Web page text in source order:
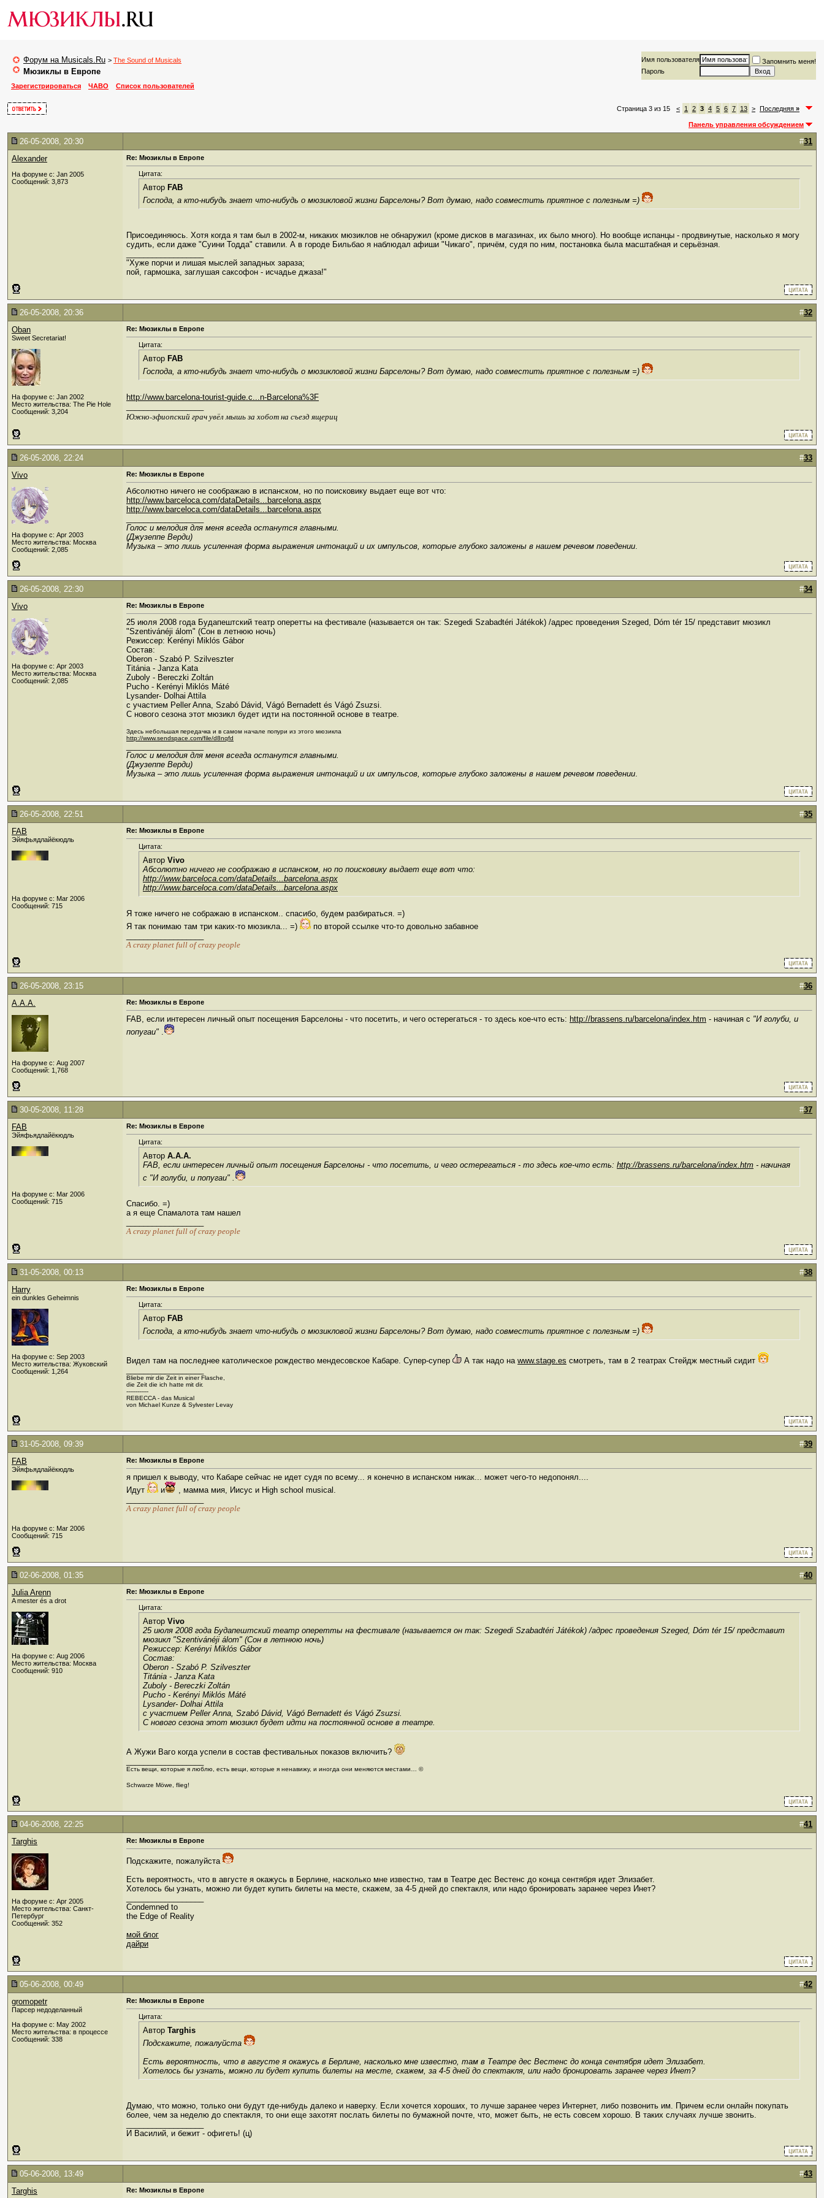
Форум на Musicals.Ru > The Sound of Musicals
Мюзиклы в Европе
Имя пользователя
Запомнить меня!
Пароль
Зарегистрироваться
ЧАВО Список пользователей
Страница 3 из 15 < 1 2 3 4 5 6 7 13 > Последняя »
Панель управления обсуждением
26-05-2008, 20:30 #31
Alexander
На форуме с: Jan 2005
Сообщений: 3,873
Re: Мюзиклы в Европе
Цитата:
Автор FAB
Господа, а кто-нибудь знает что-нибудь о мюзикловой жизни Барселоны? Вот думаю, надо совместить приятное с полезным =)
Присоединяюсь. Хотя когда я там был в 2002-м, никаких мюзиклов не обнаружил (кроме дисков в магазинах, их было много). Но вообще испанцы - продвинутые, насколько я могу
судить, если даже "Суини Тодда" ставили. А в городе Бильбао я наблюдал афиши "Чикаго", причём, судя по ним, постановка была масштабная и серьёзная.
"Хуже порчи и лишая мыслей западных зараза;
пой, гармошка, заглушая саксофон - исчадье джаза!"
26-05-2008, 20:36 #32
Oban
Sweet Secretariat!
На форуме с: Jan 2002
Место жительства: The Pie Hole
Сообщений: 3,204
Re: Мюзиклы в Европе
Цитата:
Автор FAB
Господа, а кто-нибудь знает что-нибудь о мюзикловой жизни Барселоны? Вот думаю, надо совместить приятное с полезным =)
http://www.barcelona-tourist-guide.c...n-Barcelona%3F
Южно-эфиопский грач увёл мышь за хобот на съезд ящериц
26-05-2008, 22:24 #33
Vivo
На форуме с: Apr 2003
Место жительства: Москва
Сообщений: 2,085
Re: Мюзиклы в Европе
Абсолютно ничего не соображаю в испанском, но по поисковику выдает еще вот что:
http://www.barceloca.com/dataDetails...barcelona.aspx
http://www.barceloca.com/dataDetails...barcelona.aspx
Голос и мелодия для меня всегда останутся главными.
(Джузеппе Верди)
Музыка – это лишь усиленная форма выражения интонаций и их импульсов, которые глубоко заложены в нашем речевом поведении.
26-05-2008, 22:30 #34
Vivo
На форуме с: Apr 2003
Место жительства: Москва
Сообщений: 2,085
Re: Мюзиклы в Европе
25 июля 2008 года Будапештский театр оперетты на фестивале (называется он так: Szegedi Szabadtéri Játékok) /адрес проведения Szeged, Dóm tér 15/ представит мюзикл
"Szentivánéji álom" (Сон в летнюю ночь)
Режиссер: Kerényi Miklós Gábor
Состав:
Oberon - Szabó P. Szilveszter
Titánia - Janza Kata
Zuboly - Bereczki Zoltán
Pucho - Kerényi Miklós Máté
Lysander- Dolhai Attila
с участием Peller Anna, Szabó Dávid, Vágó Bernadett és Vágó Zsuzsi.
С нового сезона этот мюзикл будет идти на постоянной основе в театре.
Здесь небольшая передачка и в самом начале попури из этого мюзикла
http://www.sendspace.com/file/d8nqfd
Голос и мелодия для меня всегда останутся главными.
(Джузеппе Верди)
Музыка – это лишь усиленная форма выражения интонаций и их импульсов, которые глубоко заложены в нашем речевом поведении.
26-05-2008, 22:51 #35
FAB
Эйяфьядлайёкюдль
На форуме с: Mar 2006
Сообщений: 715
Re: Мюзиклы в Европе
Цитата:
Автор Vivo
Абсолютно ничего не соображаю в испанском, но по поисковику выдает еще вот что:
http://www.barceloca.com/dataDetails...barcelona.aspx
http://www.barceloca.com/dataDetails...barcelona.aspx
Я тоже ничего не сображаю в испанском.. спасибо, будем разбираться. =)
Я так понимаю там три каких-то мюзикла... =)
по второй ссылке что-то довольно забавное
А crazy planet full of crazy people
26-05-2008, 23:15 #36
A.A.A.
На форуме с: Aug 2007
Сообщений: 1,768
Re: Мюзиклы в Европе
FAB, если интересен личный опыт посещения Барселоны - что посетить, и чего остерегаться - то здесь кое-что есть: http://brassens.ru/barcelona/index.htm - начиная с "И голуби, и
попугаи" .
30-05-2008, 11:28 #37
FAB
Эйяфьядлайёкюдль
На форуме с: Mar 2006
Сообщений: 715
Re: Мюзиклы в Европе
Цитата:
Автор A.A.A.
FAB, если интересен личный опыт посещения Барселоны - что посетить, и чего остерегаться - то здесь кое-что есть: http://brassens.ru/barcelona/index.htm - начиная
с "И голуби, и попугаи" .
Спасибо. =)
а я еще Спамалота там нашел
А crazy planet full of crazy people
31-05-2008, 00:13 #38
Harry
ein dunkles Geheimnis
На форуме с: Sep 2003
Место жительства: Жуковский
Сообщений: 1,264
Re: Мюзиклы в Европе
Цитата:
Автор FAB
Господа, а кто-нибудь знает что-нибудь о мюзикловой жизни Барселоны? Вот думаю, надо совместить приятное с полезным =)
Видел там на последнее католическое рождество мендесовское Кабаре. Супер-супер А так надо на www.stage.es смотреть, там в 2 театрах Стейдж местный сидит
Bliebe mir die Zeit in einer Flasche,
die Zeit die ich hatte mit dir.
------------
REBECCA - das Musical
von Michael Kunze & Sylvester Levay
31-05-2008, 09:39 #39
FAB
Эйяфьядлайёкюдль
На форуме с: Mar 2006
Сообщений: 715
Re: Мюзиклы в Европе
я пришел к выводу, что Кабаре сейчас не идет судя по всему... я конечно в испанском никак... может чего-то недопонял....
Идут
и
, мамма мия, Иисус и High school musical.
А crazy planet full of crazy people
02-06-2008, 01:35 #40
Julia Arenn
A mester és a drot
На форуме с: Aug 2006
Место жительства: Москва
Сообщений: 910
Re: Мюзиклы в Европе
Цитата:
Автор Vivo
25 июля 2008 года Будапештский театр оперетты на фестивале (называется он так: Szegedi Szabadtéri Játékok) /адрес проведения Szeged, Dóm tér 15/ представит
мюзикл "Szentivánéji álom" (Сон в летнюю ночь)
Режиссер: Kerényi Miklós Gábor
Состав:
Oberon - Szabó P. Szilveszter
Titánia - Janza Kata
Zuboly - Bereczki Zoltán
Pucho - Kerényi Miklós Máté
Lysander- Dolhai Attila
с участием Peller Anna, Szabó Dávid, Vágó Bernadett és Vágó Zsuzsi.
С нового сезона этот мюзикл будет идти на постоянной основе в театре.
А Жужи Ваго когда успели в состав фестивальных показов включить?
Есть вещи, которые я люблю, есть вещи, которые я ненавижу, и иногда они меняются местами… ©
Schwarze Möwe, flieg!
04-06-2008, 22:25 #41
Targhis
На форуме с: Apr 2005
Место жительства: Санкт-
Петербург
Сообщений: 352
Re: Мюзиклы в Европе
Подскажите, пожалуйста
Есть вероятность, что в августе я окажусь в Берлине, насколько мне известно, там в Театре дес Вестенс до конца сентября идет Элизабет.
Хотелось бы узнать, можно ли будет купить билеты на месте, скажем, за 4-5 дней до спектакля, или надо бронировать заранее через Инет?
Condemned to
the Edge of Reality
мой блог
дайри
05-06-2008, 00:49 #42
gromopetr
Парсер недоделанный
На форуме с: May 2002
Место жительства: в процессе
Сообщений: 338
Re: Мюзиклы в Европе
Цитата:
Автор Targhis
Подскажите, пожалуйста
Есть вероятность, что в августе я окажусь в Берлине, насколько мне известно, там в Театре дес Вестенс до конца сентября идет Элизабет.
Хотелось бы узнать, можно ли будет купить билеты на месте, скажем, за 4-5 дней до спектакля, или надо бронировать заранее через Инет?
Думаю, что можно, только они будут где-нибудь далеко и наверху. Если хочется хороших, то лучше заранее через Интернет, либо позвонить им. Причем если онлайн покупать
более, чем за неделю до спектакля, то они еще захотят послать билеты по бумажной почте, что, может быть, не есть совсем хорошо. В таких случаях лучше звонить.
И Василий, и бежит - офигеть! (ц)
05-06-2008, 13:49 #43
Targhis
Re: Мюзиклы в Европе